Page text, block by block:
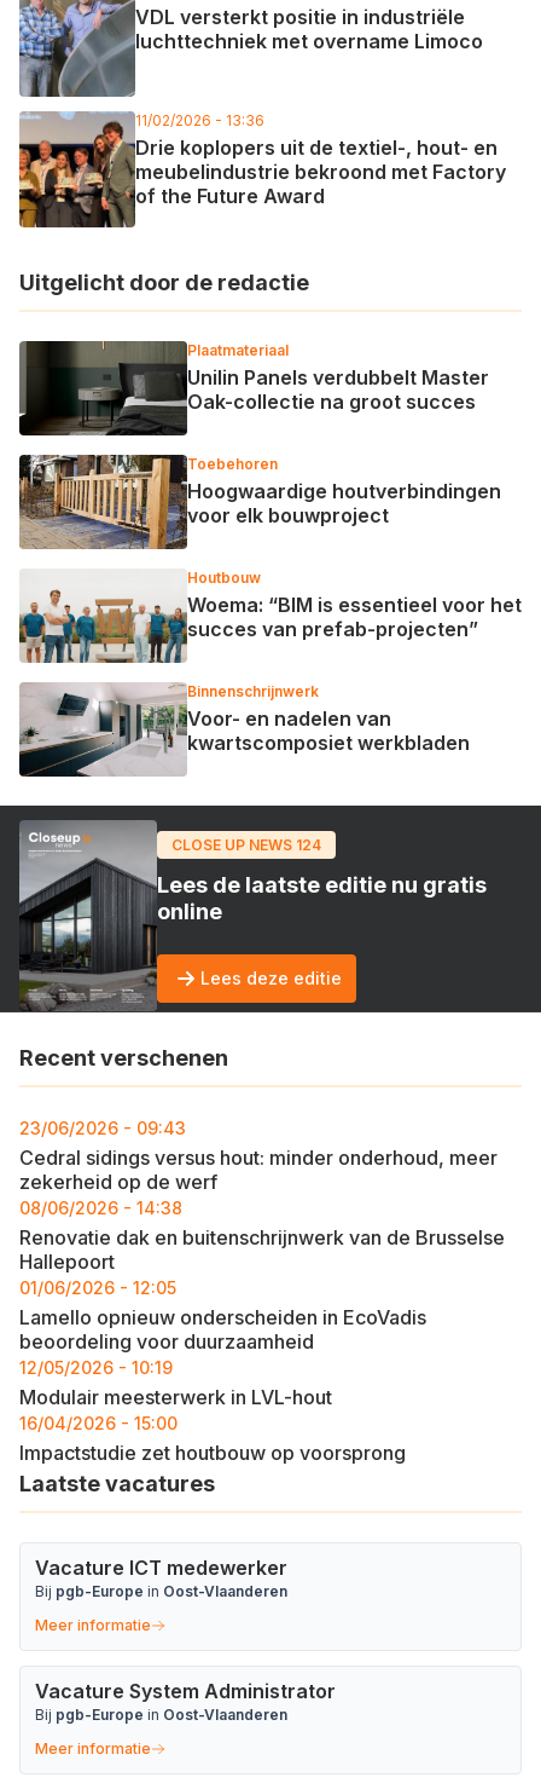
VDL versterkt positie in industriële
luchttechniek met overname Limoco
11/02/2026 - 13:36
Drie koplopers uit de textiel-, hout- en
meubelindustrie bekroond met Factory
of the Future Award
Uitgelicht door de redactie
Plaatmateriaal
Unilin Panels verdubbelt Master
Oak-collectie na groot succes
Toebehoren
Hoogwaardige houtverbindingen
voor elk bouwproject
Houtbouw
Woema: “BIM is essentieel voor het
succes van prefab-projecten”
Binnenschrijnwerk
Voor- en nadelen van
kwartscomposiet werkbladen
CLOSE UP NEWS 124
Lees de laatste editie nu gratis
online
Lees deze editie
Recent verschenen
23/06/2026 - 09:43
Cedral sidings versus hout: minder onderhoud, meer
zekerheid op de werf
08/06/2026 - 14:38
Renovatie dak en buitenschrijnwerk van de Brusselse
Hallepoort
01/06/2026 - 12:05
Lamello opnieuw onderscheiden in EcoVadis
beoordeling voor duurzaamheid
12/05/2026 - 10:19
Modulair meesterwerk in LVL-hout
16/04/2026 - 15:00
Impactstudie zet houtbouw op voorsprong
Laatste vacatures
Vacature ICT medewerker
Bij pgb-Europe in Oost-Vlaanderen
Meer informatie
Vacature System Administrator
Bij pgb-Europe in Oost-Vlaanderen
Meer informatie